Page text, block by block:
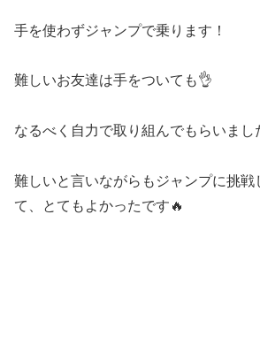
手を使わずジャンプで乗ります！
難しいお友達は手をついても👌
なるべく自力で取り組んでもらいまし
難しいと言いながらもジャンプに挑戦
て、とてもよかったです🔥